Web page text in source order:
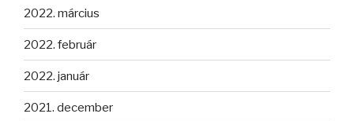
2022. március
2022. február
2022. január
2021. december